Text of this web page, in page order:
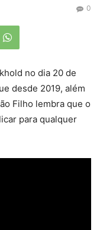
0
no dia 20 de
desde 2019, além
Filho lembra que o
para qualquer